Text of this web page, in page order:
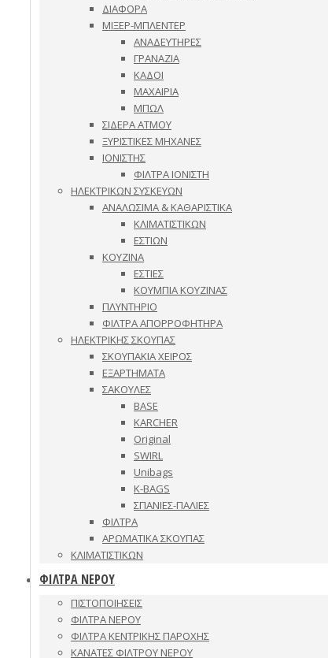
ΔΙΑΦΟΡΑ
ΜΙΞΕΡ-ΜΠΛΕΝΤΕΡ
ΑΝΑΔΕΥΤΗΡΕΣ
ΓΡΑΝΑΖΙΑ
ΚΑΔΟΙ
ΜΑΧΑΙΡΙΑ
ΜΠΩΛ
ΣΙΔΕΡΑ ΑΤΜΟΥ
ΞΥΡΙΣΤΙΚΕΣ ΜΗΧΑΝΕΣ
ΙΟΝΙΣΤΗΣ
ΦΙΛΤΡΑ ΙΟΝΙΣΤΗ
ΗΛΕΚΤΡΙΚΩΝ ΣΥΣΚΕΥΩΝ
ΑΝΑΛΩΣΙΜΑ & ΚΑΘΑΡΙΣΤΙΚΑ
ΚΛΙΜΑΤΙΣΤΙΚΩΝ
ΕΣΤΙΩΝ
ΚΟΥΖΙΝΑ
ΕΣΤΙΕΣ
ΚΟΥΜΠΙΑ ΚΟΥΖΙΝΑΣ
ΠΛΥΝΤΗΡΙΟ
ΦΙΛΤΡΑ ΑΠΟΡΡΟΦΗΤΗΡΑ
ΗΛΕΚΤΡΙΚΗΣ ΣΚΟΥΠΑΣ
ΣΚΟΥΠΑΚΙΑ ΧΕΙΡΟΣ
ΕΞΑΡΤΗΜΑΤΑ
ΣΑΚΟΥΛΕΣ
BASE
KARCHER
Original
SWIRL
Unibags
K-BAGS
ΣΠΑΝΙΕΣ-ΠΑΛΙΕΣ
ΦΙΛΤΡΑ
ΑΡΩΜΑΤΙΚΑ ΣΚΟΥΠΑΣ
ΚΛΙΜΑΤΙΣΤΙΚΩΝ
ΦΙΛΤΡΑ ΝΕΡΟΥ
ΠΙΣΤΟΠΟΙΗΣΕΙΣ
ΦΙΛΤΡΑ ΝΕΡΟΥ
ΦΙΛΤΡΑ ΚΕΝΤΡΙΚΗΣ ΠΑΡΟΧΗΣ
ΚΑΝΑΤΕΣ ΦΙΛΤΡΟΥ ΝΕΡΟΥ